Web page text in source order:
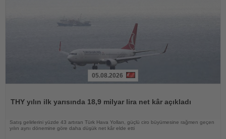
05.08.2026
THY yılın ilk yarısında 18,9 milyar lira net kâr açıkladı
Satış gelirlerini yüzde 43 artıran Türk Hava Yolları, güçlü ciro büyümesine rağmen geçen
yılın aynı dönemine göre daha düşük net kâr elde etti